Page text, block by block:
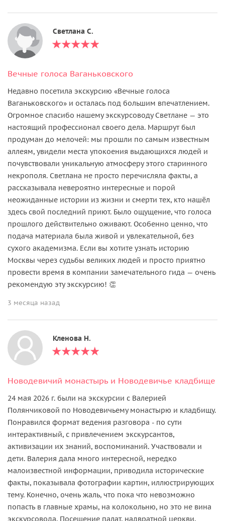
Светлана С.
Вечные голоса Ваганьковского
Недавно посетила экскурсию «Вечные голоса
Ваганьковского» и осталась под большим впечатлением.
Огромное спасибо нашему экскурсоводу Светлане — это
настоящий профессионал своего дела. Маршрут был
продуман до мелочей: мы прошли по самым известным
аллеям, увидели места упокоения выдающихся людей и
почувствовали уникальную атмосферу этого старинного
некрополя. Светлана не просто перечисляла факты, а
рассказывала невероятно интересные и порой
неожиданные истории из жизни и смерти тех, кто нашёл
здесь свой последний приют. Было ощущение, что голоса
прошлого действительно оживают. Особенно ценно, что
подача материала была живой и увлекательной, без
сухого академизма. Если вы хотите узнать историю
Москвы через судьбы великих людей и просто приятно
провести время в компании замечательного гида — очень
рекомендую эту экскурсию! 👏
3 месяца назад
Кленова Н.
Новодевичий монастырь и Новодевичье кладбище
24 мая 2026 г. были на экскурсии с Валерией
Полянчиковой по Новодевичьему монастырю и кладбищу.
Понравился формат ведения разговора - по сути
интерактивный, с привлечением экскурсантов,
активизации их знаний, воспоминаний. Участвовали и
дети. Валерия дала много интересной, нередко
малоизвестной информации, приводила исторические
факты, показывала фотографии картин, иллюстрирующих
тему. Конечно, очень жаль, что пока что невозможно
попасть в главные храмы, на колокольню, но это не вина
экскурсовода. Посещение палат, надвратной церкви,